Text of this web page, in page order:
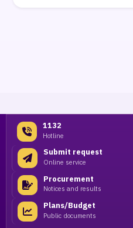
1132
Hotline
Submit request
Online service
Procurement
Notices and results
Plans/Budget
Public documents